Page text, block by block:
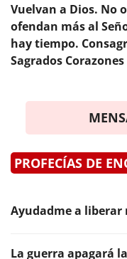
Vuelvan a Dios. No
ofendan más al
hay tiempo.
Sagrados Corazones
PROFECÍAS DE
Ayudadme a
La guerra apagará